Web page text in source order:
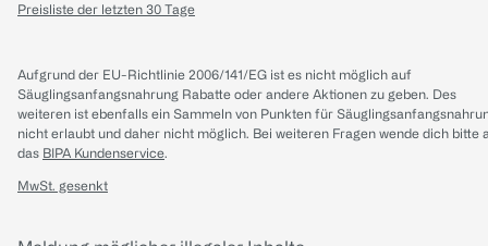
Preisliste der letzten 30 Tage
Aufgrund der EU-Richtlinie 2006/141/EG ist es nicht möglich auf
Säuglingsanfangsnahrung Rabatte oder andere Aktionen zu geben. Des
weiteren ist ebenfalls ein Sammeln von Punkten für
nicht erlaubt und daher nicht möglich. Bei weiteren Fragen wende dich bitte
das BIPA Kundenservice.
MwSt. gesenkt